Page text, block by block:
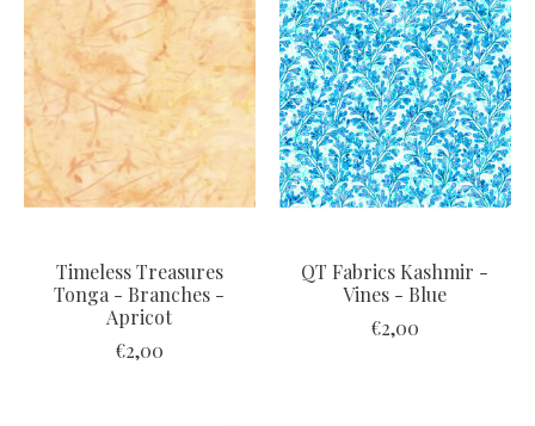
Timeless Treasures
Tonga - Branches -
Apricot
€2,00
QT Fabrics Kashmir -
Vines - Blue
€2,00